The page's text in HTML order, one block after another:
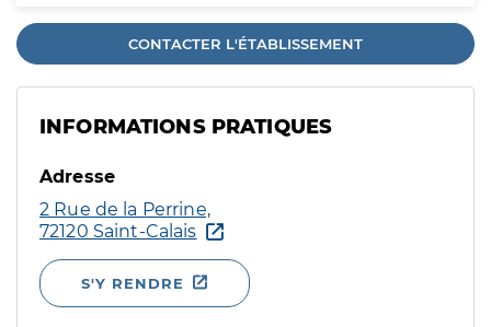
CONTACTER L'ÉTABLISSEMENT
INFORMATIONS PRATIQUES
Adresse
2 Rue de la Perrine,
72120 Saint-Calais
S'Y RENDRE